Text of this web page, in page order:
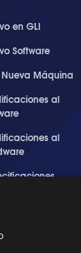
en GLI
Software
Nueva Máquina
al
al